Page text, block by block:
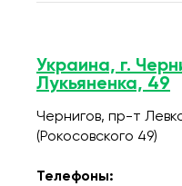
Украина, г.
Лукьяненка, 49
Чернигов, пр-т
(Рокосовского 49)
Телефоны: